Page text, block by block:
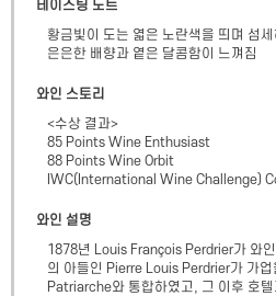
테이스팅 노트
황금빛이 도는 엷은 노란색을 띄며 섬
은은한 배향과 옅은 달콤함이 느껴짐
와인 스토리
<수상 결과>
85 Points Wine Enthusiast
88 Points Wine Orbit
IWC(International Wine Challenge)
와인 설명
1878년 Louis François Perdrier가 와
의 아들인 Pierre Louis Perdrier가 가업
Patriarche와 통합하였고, 그 이후 호